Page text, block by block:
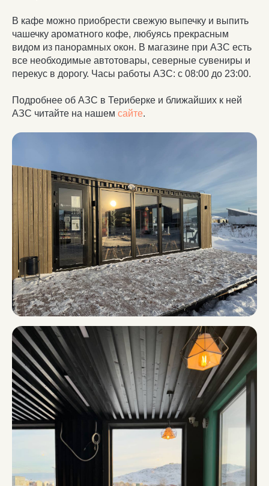
В кафе можно приобрести свежую выпечку и выпить
чашечку ароматного кофе, любуясь прекрасным
видом из панорамных окон. В магазине при АЗС есть
все необходимые автотовары, северные сувениры и
перекус в дорогу. Часы работы АЗС: с 08:00 до 23:00.
Подробнее об АЗС в Териберке и ближайших к ней
АЗС читайте на нашем сайте.